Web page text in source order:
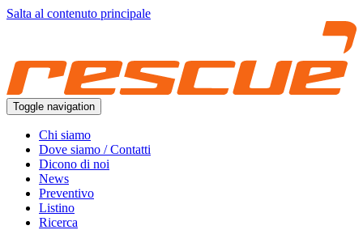
Salta al contenuto principale
Toggle navigation
Chi siamo
Dove siamo / Contatti
Dicono di noi
News
Preventivo
Listino
Ricerca